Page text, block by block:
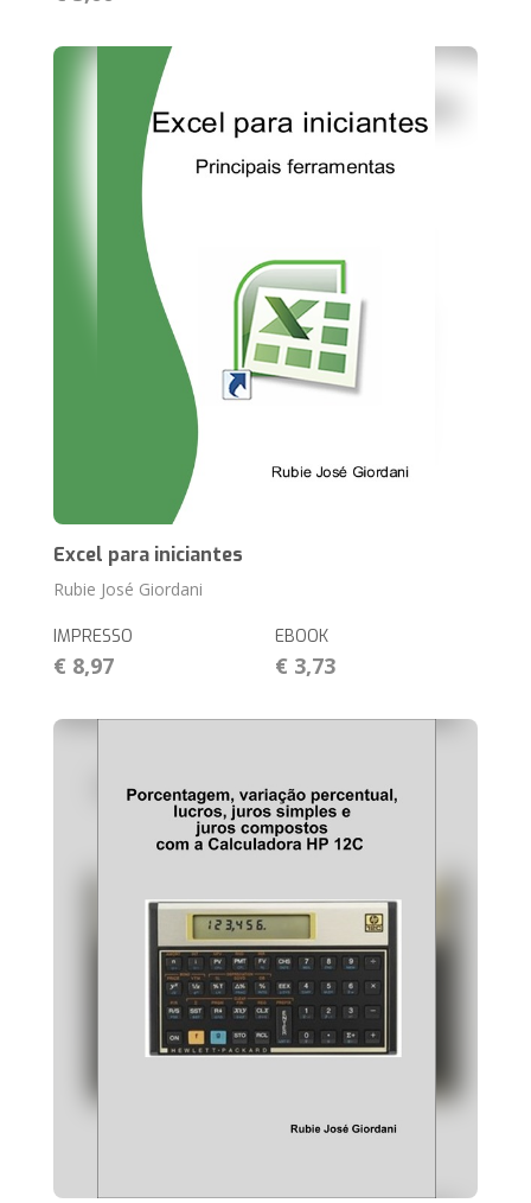
Excel para iniciantes
Rubie José Giordani
IMPRESSO
€ 8,97
EBOOK
€ 3,73